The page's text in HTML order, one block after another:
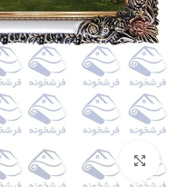
بزرگنمایی تصویر